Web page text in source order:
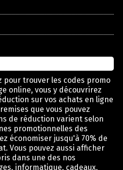
pour trouver les codes promo
online, vous y découvrirez
sur vos achats en ligne
que vous pouvez
de réduction varient selon
promotionnelles des
économiser jusqu'à 70% de
Vous pouvez aussi afficher
dans une des nos
informatique, cadeaux,